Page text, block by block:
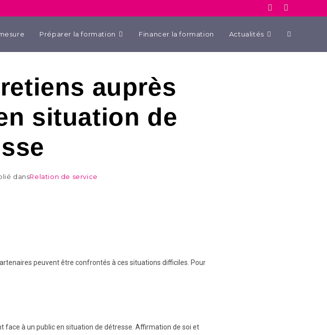
Préparer la formation Financer la formation Actualités
auprès
situation de
dansRelation de service
peuvent être confrontés à ces situations difficiles. Pour
à un public en situation de détresse. Affirmation de soi et